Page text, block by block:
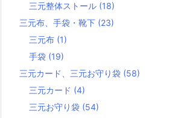
三元整体ストール (18)
三元布、手袋・靴下 (23)
三元布 (1)
手袋 (19)
三元カード、三元お守り袋 (58)
三元カード (4)
三元お守り袋 (54)